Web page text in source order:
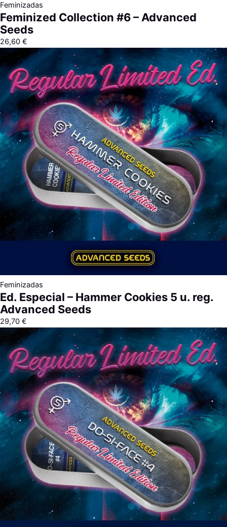
Feminizadas
Feminized Collection #6 – Advanced
Seeds
26,60 €
Feminizadas
Ed. Especial – Hammer Cookies 5 u. reg.
Advanced Seeds
29,70 €